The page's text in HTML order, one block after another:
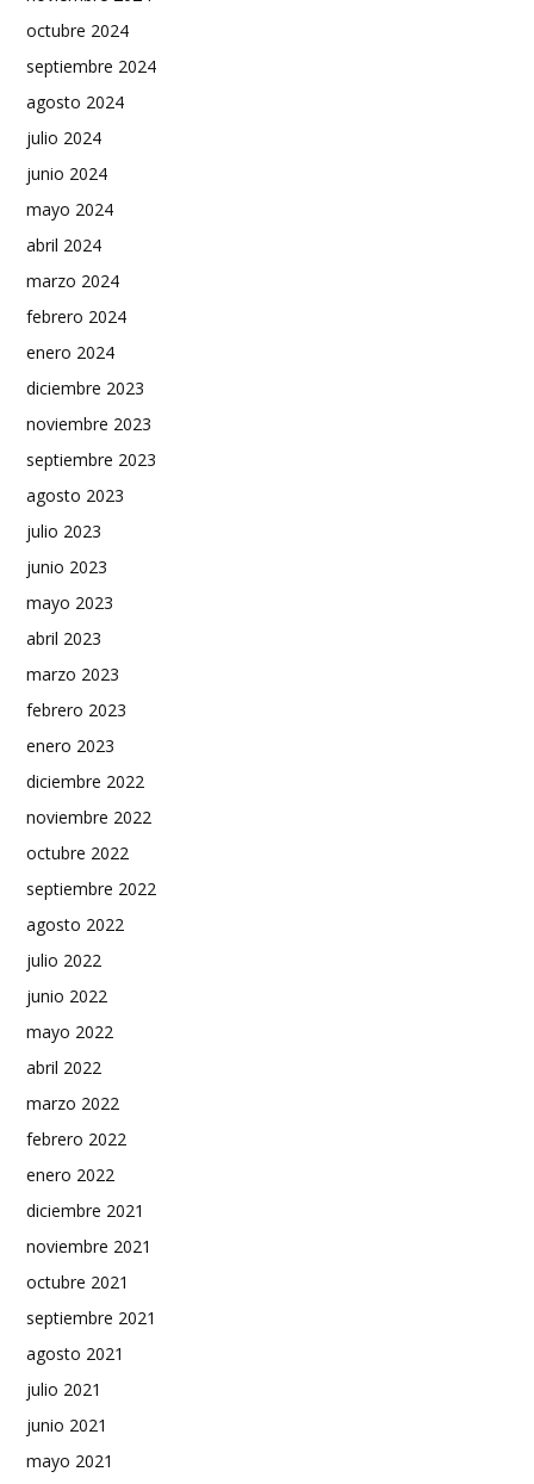
octubre 2024
septiembre 2024
agosto 2024
julio 2024
junio 2024
mayo 2024
abril 2024
marzo 2024
febrero 2024
enero 2024
diciembre 2023
noviembre 2023
septiembre 2023
agosto 2023
julio 2023
junio 2023
mayo 2023
abril 2023
marzo 2023
febrero 2023
enero 2023
diciembre 2022
noviembre 2022
octubre 2022
septiembre 2022
agosto 2022
julio 2022
junio 2022
mayo 2022
abril 2022
marzo 2022
febrero 2022
enero 2022
diciembre 2021
noviembre 2021
octubre 2021
septiembre 2021
agosto 2021
julio 2021
junio 2021
mayo 2021